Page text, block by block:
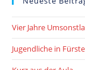
Vier Jahre
Jugendliche in